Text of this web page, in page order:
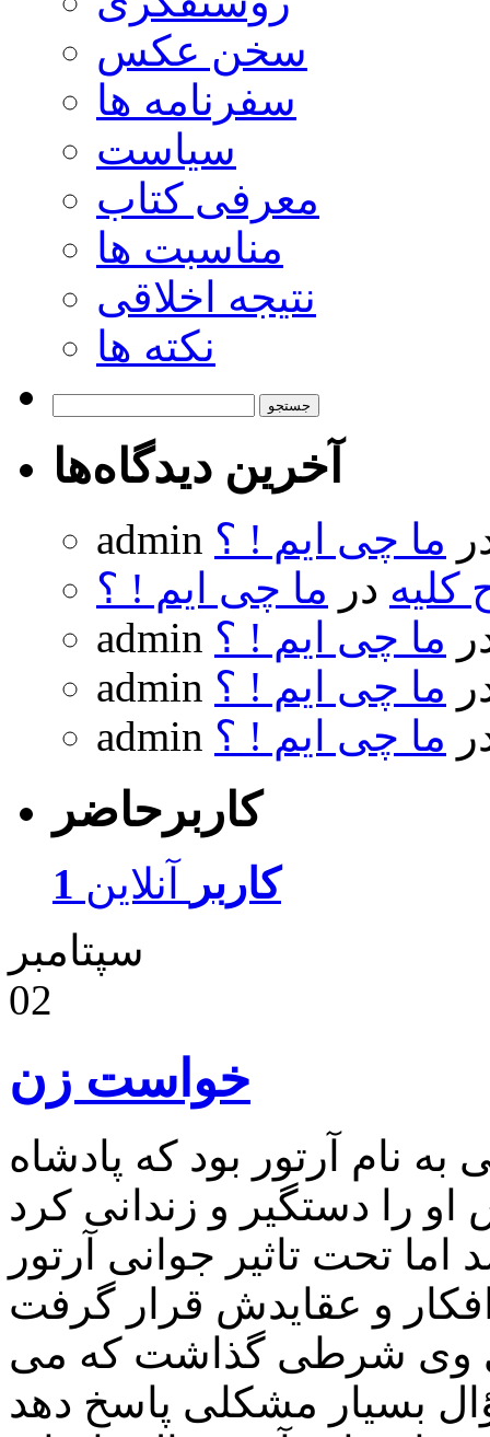
سخن عکس
سفرنامه ها
سیاست
معرفی کتاب
مناسبت ها
نتیجه اخلاقی
نکته ها
آخرین دیدگاه‌ها
admin ما چی ایم ! ؟
کلیه در ما چی ایم ! ؟
admin ما چی ایم ! ؟
admin ما چی ایم ! ؟
admin ما چی ایم ! ؟
کاربرحاضر
1 کاربر
آنلاین
سپتامبر
02
خواست زن
نام آرتور بود که پادشاه
تحت تاثیر جوانی آرتور
وی شرطی گذاشت که می